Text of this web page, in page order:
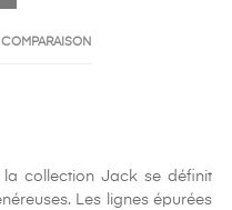
la collection Jack se définit
Les lignes épurées